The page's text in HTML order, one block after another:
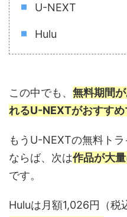
U-NEXT
Hulu
この中でも、 無料期間
れるU-NEXTがおすすめ
もうU-NEXTの無料ト
ならば、次は作品が大
です。
Huluは月額1,026円（税